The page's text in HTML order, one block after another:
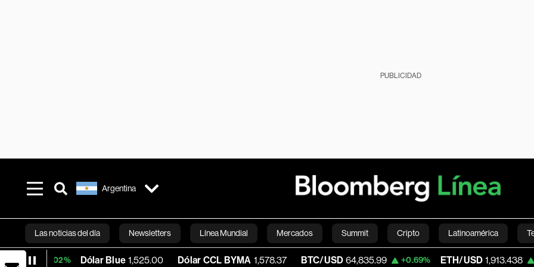
PUBLICIDAD
Argentina
Las noticias del día Newsletters Línea Mundial Mercados Summit Cripto Latinoamérica
Bloomberg Green Economía Estilo de vida Mundo Videos
Dólar Blue 1,525.00 Dólar CCL BYMA 1,578.37 BTC/USD 64,835.99 +0.69% ETH/USD 1,913.438 +0.40%